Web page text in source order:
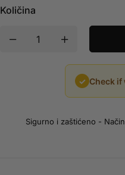
Količina
✓ Check if
Sigurno i zaštićeno -